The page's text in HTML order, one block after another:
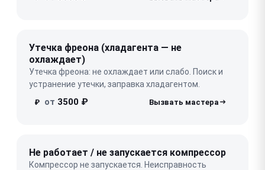
Утечка фреона (хладагента — не
охлаждает)
Утечка фреона: не охлаждает или слабо. Поиск и
устранение утечки, заправка хладагентом.
₽ от 3500 ₽
Не работает / не запускается компрессор
Компрессор не запускается. Неисправность